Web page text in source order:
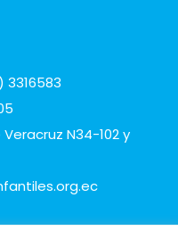
3316583
N34-102 y